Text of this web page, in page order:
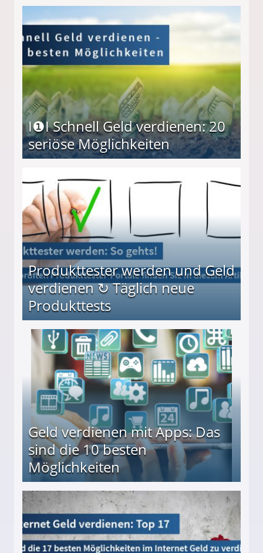
I❶I Schnell Geld verdienen: 20
seriöse Möglichkeiten
Produkttester werden und Geld
verdienen ↻ Täglich neue
Produkttests
↻ Täglich neue Produkttests
Geld verdienen mit Apps: Das
sind die 10 besten
Möglichkeiten
besten Möglichkeiten